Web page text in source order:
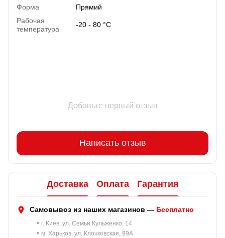
Форма
Прямий
Рабочая
температура
-20 - 80 °C
Добавьте первый отзыв
Написать отзыв
Доставка Оплата Гарантия
Самовывоз из наших магазинов — Бесплатно
• г. Киев, ул. Семьи Кульженко, 14
• м. Харьков, ул. Клочковская, 99A